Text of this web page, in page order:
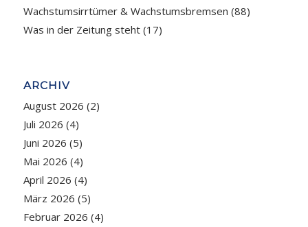
Wachstumsirrtümer & Wachstumsbremsen (88)
Was in der Zeitung steht(17)
ARCHIV
August 2026 (2)
Juli 2026 (4)
Juni 2026 (5)
Mai 2026 (4)
April 2026 (4)
März 2026 (5)
Februar 2026 (4)